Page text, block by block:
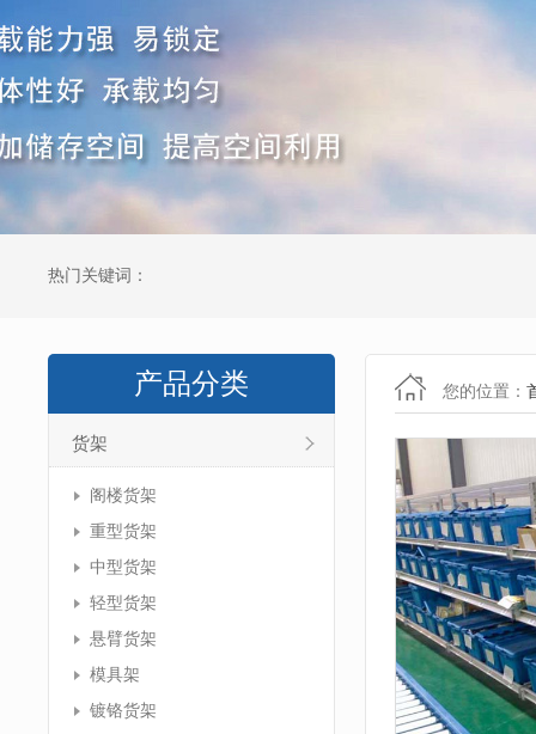
热门关键词：
产品分类
货架
阁楼货架
重型货架
中型货架
轻型货架
悬臂货架
模具架
镀铬货架
您的位置：